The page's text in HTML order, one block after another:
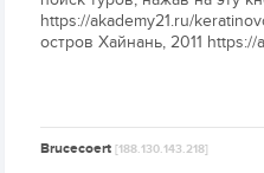
https://akademy21.ru/
остров Хайнань, 2011
Brucecoert[188.130.143.218]